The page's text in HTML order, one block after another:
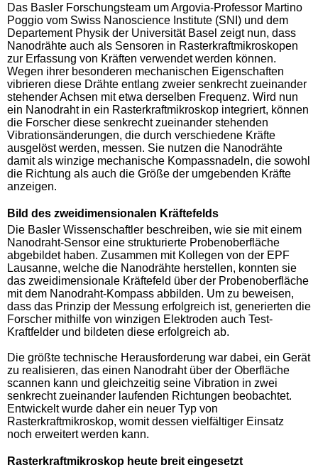
Das Basler Forschungsteam um Argovia-Professor Martino
Poggio vom Swiss Nanoscience Institute (SNI) und dem
Departement Physik der Universität Basel zeigt nun, dass
Nanodrähte auch als Sensoren in Rasterkraftmikroskopen
zur Erfassung von Kräften verwendet werden können.
Wegen ihrer besonderen mechanischen Eigenschaften
vibrieren diese Drähte entlang zweier senkrecht zueinander
stehender Achsen mit etwa derselben Frequenz. Wird nun
ein Nanodraht in ein Rasterkraftmikroskop integriert, können
die Forscher diese senkrecht zueinander stehenden
Vibrationsänderungen, die durch verschiedene Kräfte
ausgelöst werden, messen. Sie nutzen die Nanodrähte
damit als winzige mechanische Kompassnadeln, die sowohl
die Richtung als auch die Größe der umgebenden Kräfte
anzeigen.
Bild des zweidimensionalen Kräftefelds
Die Basler Wissenschaftler beschreiben, wie sie mit einem
Nanodraht-Sensor eine strukturierte Probenoberfläche
abgebildet haben. Zusammen mit Kollegen von der EPF
Lausanne, welche die Nanodrähte herstellen, konnten sie
das zweidimensionale Kräftefeld über der Probenoberfläche
mit dem Nanodraht-Kompass abbilden. Um zu beweisen,
dass das Prinzip der Messung erfolgreich ist, generierten die
Forscher mithilfe von winzigen Elektroden auch Test-
Kraftfelder und bildeten diese erfolgreich ab.
Die größte technische Herausforderung war dabei, ein Gerät
zu realisieren, das einen Nanodraht über der Oberfläche
scannen kann und gleichzeitig seine Vibration in zwei
senkrecht zueinander laufenden Richtungen beobachtet.
Entwickelt wurde daher ein neuer Typ von
Rasterkraftmikroskop, womit dessen vielfältiger Einsatz
noch erweitert werden kann.
Rasterkraftmikroskop heute breit eingesetzt